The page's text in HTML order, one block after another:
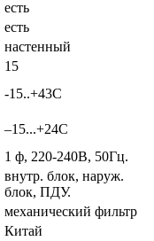
есть
есть
настенный
15
-15..+43С
–15...+24С
1 ф, 220-240В, 50Гц.
внутр. блок, наруж.
блок, ПДУ.
механический фильтр
Китай